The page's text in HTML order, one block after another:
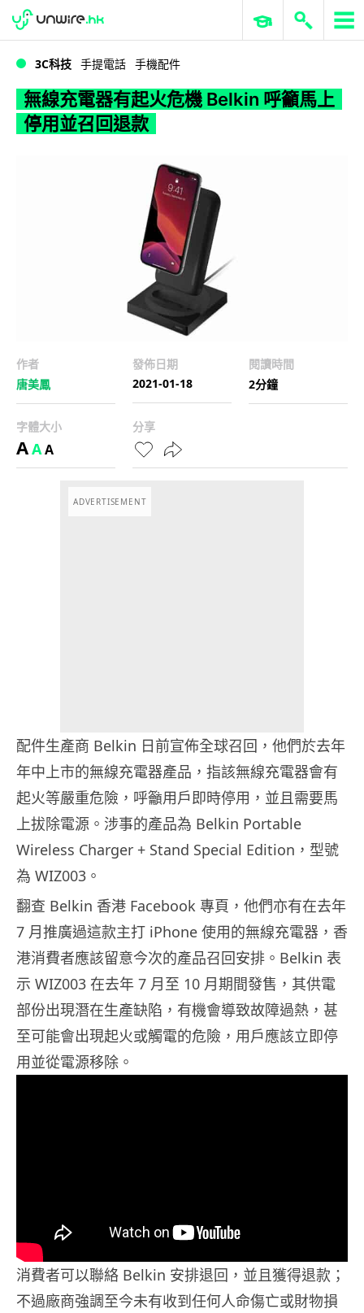
WWDC 2026 ERP 與商業 AI
3C科技 手提電話 手機配件
無線充電器有起火危機 Belkin 呼籲馬上
停用並召回退款
作者
唐美鳳
發佈日期
2021-01-18
閱讀時間
2分鐘
字體大小
AAA
分享
ADVERTISEMENT
配件生產商 Belkin 日前宣佈全球召回，他們於去年
年中上市的無線充電器產品，指該無線充電器會有
起火等嚴重危險，呼籲用戶即時停用，並且需要馬
上拔除電源。涉事的產品為 Belkin Portable
Wireless Charger + Stand Special Edition，型號
為 WIZ003。
翻查 Belkin 香港 Facebook 專頁，他們亦有在去年
7 月推廣過這款主打 iPhone 使用的無線充電器，香
港消費者應該留意今次的產品召回安排。Belkin 表
示 WIZ003 在去年 7 月至 10 月期間發售，其供電
部份出現潛在生產缺陷，有機會導致故障過熱，甚
至可能會出現起火或觸電的危險，用戶應該立即停
用並從電源移除。
消費者可以聯絡 Belkin 安排退回，並且獲得退款；
不過廠商強調至今未有收到任何人命傷亡或財物損